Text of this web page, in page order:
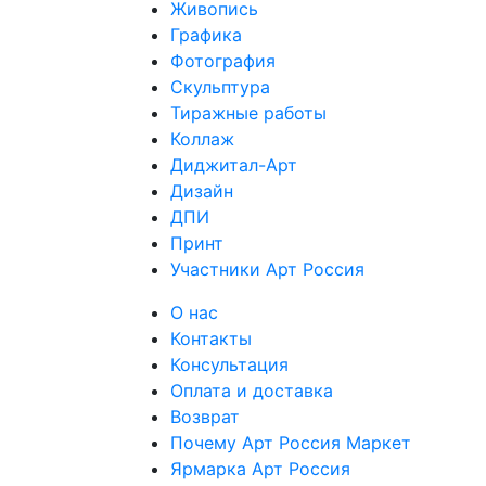
Живопись
Графика
Фотография
Скульптура
Тиражные работы
Коллаж
Диджитал-Арт
Дизайн
ДПИ
Принт
Участники Арт Россия
О нас
Контакты
Консультация
Оплата и доставка
Возврат
Почему Арт Россия Маркет
Ярмарка Арт Россия